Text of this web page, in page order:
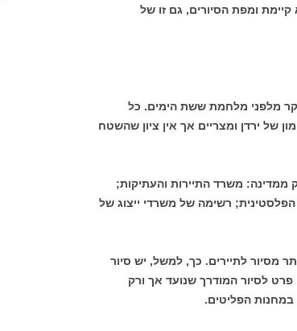
ומפת הסיורים, גם זו של
מלפני מלחמת ששת הימים. כל
של ירדן ומצריים אך אין ציון שהשטח
משרד התיירות והעתיקות;
רשימה של משרדי ייצוג של
מסיור לתיירים. כך, למשל, יש סיור
לסיור המודרך שנועד אך ורק
במחנות הפליטים.